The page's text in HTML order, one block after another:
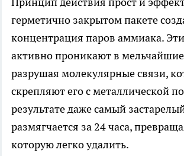
герметично закрытом пакете
концентрация паров аммиака.
активно проникают в
разрушая молекулярные связи,
скрепляют его с металлической
результате даже самый
размягчается за 24 часа,
которую легко удалить.